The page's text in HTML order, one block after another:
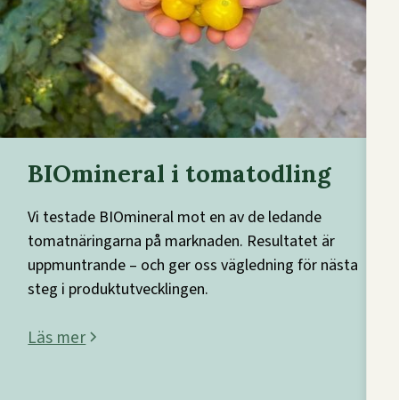
BIOmineral i tomatodling
Vi testade BIOmineral mot en av de ledande
tomatnäringarna på marknaden. Resultatet är
uppmuntrande – och ger oss vägledning för nästa
steg i produktutvecklingen.
Läs mer